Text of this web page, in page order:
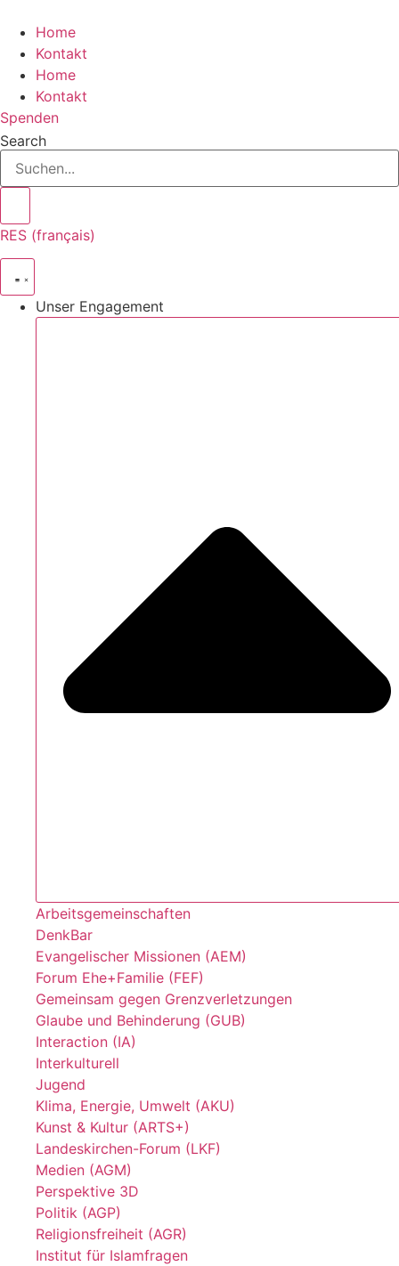
content
Home
Kontakt
Home
Kontakt
Spenden
Search
RES (français)
Unser Engagement
Arbeitsgemeinschaften
DenkBar
Evangelischer Missionen (AEM)
Forum Ehe+Familie (FEF)
Gemeinsam gegen Grenzverletzungen
Glaube und Behinderung (GUB)
Interaction (IA)
Interkulturell
Jugend
Klima, Energie, Umwelt (AKU)
Kunst & Kultur (ARTS+)
Landeskirchen-Forum (LKF)
Medien (AGM)
Perspektive 3D
Politik (AGP)
Religionsfreiheit (AGR)
Institut für Islamfragen